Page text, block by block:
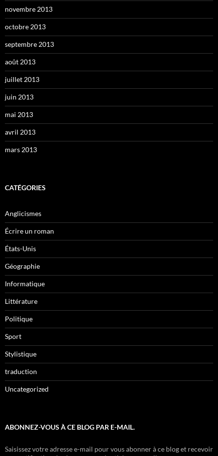
novembre 2013
octobre 2013
septembre 2013
août 2013
juillet 2013
juin 2013
mai 2013
avril 2013
mars 2013
CATÉGORIES
Anglicismes
Écrire un roman
États-Unis
Géographie
Informatique
Littérature
Politique
Sport
Stylistique
traduction
Uncategorized
ABONNEZ-VOUS À CE BLOG PAR E-MAIL.
Saisissez votre adresse e-mail pour vous abonner à ce blog et recevoir